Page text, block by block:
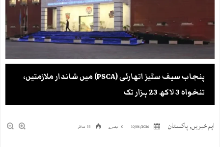
پنجاب سیف سٹیز اتھارٹی (PSCA) میں شاندار ملازمتیں،
تنخواہ 3 لاکھ 23 ہزار تک
اہم خبریں,پاکستان 10/06/2026 0 تبصرے 33 مناظر